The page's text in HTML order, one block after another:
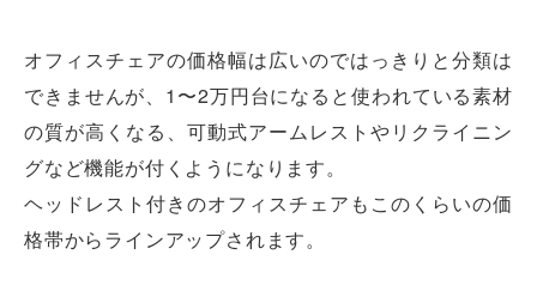
オフィスチェアの価格幅は広いのではっきりと分類は
できませんが、1〜2万円台になると使われている素材
の質が高くなる、可動式アームレストやリクライニン
グなど機能が付くようになります。
ヘッドレスト付きのオフィスチェアもこのくらいの価
格帯からラインアップされます。